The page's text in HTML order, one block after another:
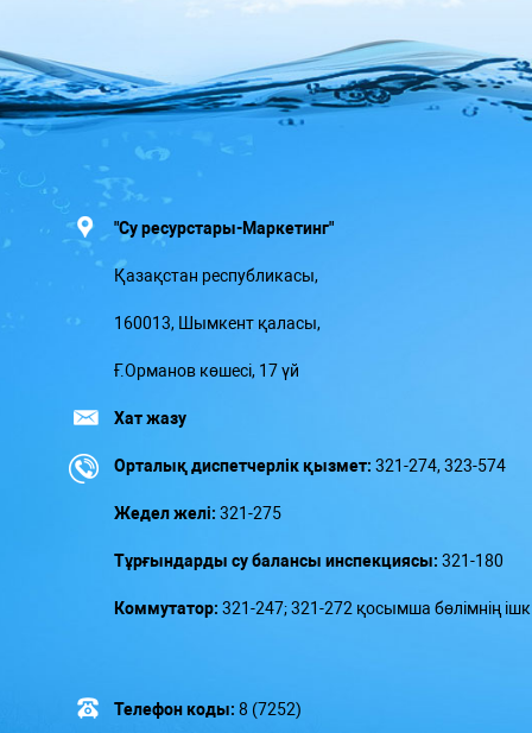
"Су ресурстары-Маркетинг"
Қазақстан республикасы,
160013, Шымкент қаласы,
Ғ.Орманов көшесі, 17 үй
Хат жазу
Орталық диспетчерлік қызмет: 321-274, 323-574
Жедел желі: 321-275
Тұрғындарды су балансы инспекциясы: 321-180
Коммутатор: 321-247; 321-272 қосымша бөлімнің ішкі
Телефон коды: 8 (7252)